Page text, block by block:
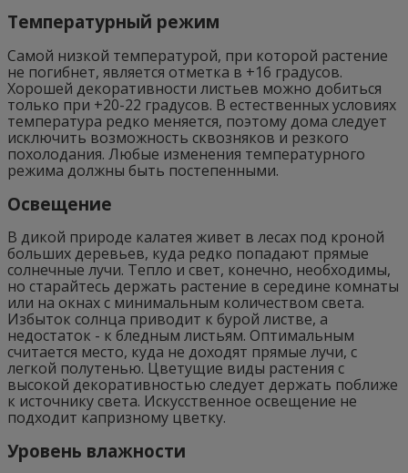
Температурный режим
Самой низкой температурой, при которой растение
не погибнет, является отметка в +16 градусов.
Хорошей декоративности листьев можно добиться
только при +20-22 градусов. В естественных условиях
температура редко меняется, поэтому дома следует
исключить возможность сквозняков и резкого
похолодания. Любые изменения температурного
режима должны быть постепенными.
Освещение
В дикой природе калатея живет в лесах под кроной
больших деревьев, куда редко попадают прямые
солнечные лучи. Тепло и свет, конечно, необходимы,
но старайтесь держать растение в середине комнаты
или на окнах с минимальным количеством света.
Избыток солнца приводит к бурой листве, а
недостаток - к бледным листьям. Оптимальным
считается место, куда не доходят прямые лучи, с
легкой полутенью. Цветущие виды растения с
высокой декоративностью следует держать поближе
к источнику света. Искусственное освещение не
подходит капризному цветку.
Уровень влажности